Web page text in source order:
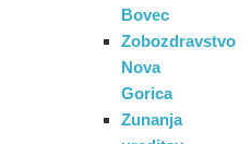
Bovec
Zobozdravstvo
Nova
Gorica
Zunanja